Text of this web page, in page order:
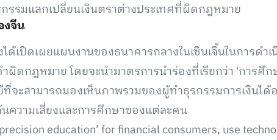
รรมแลกเปลี่ยนเงินตราต่างประเทศที่ผิดกฎหมาย
งจีน
ด้เปิดเผยแผนงานของธนาคารกลางในเซินเจิ้นในการดำ
ดกฎหมาย โดยจะนำมาตรการนำร่องที่เรียกว่า 'การศึก
ที่จะสามารถมองเห็นภาพรวมของผู้ทำธุรกรรมการเงินได้
ความเสี่ยงและการศึกษาของแต่ละคน
education’ for financial consumers, use